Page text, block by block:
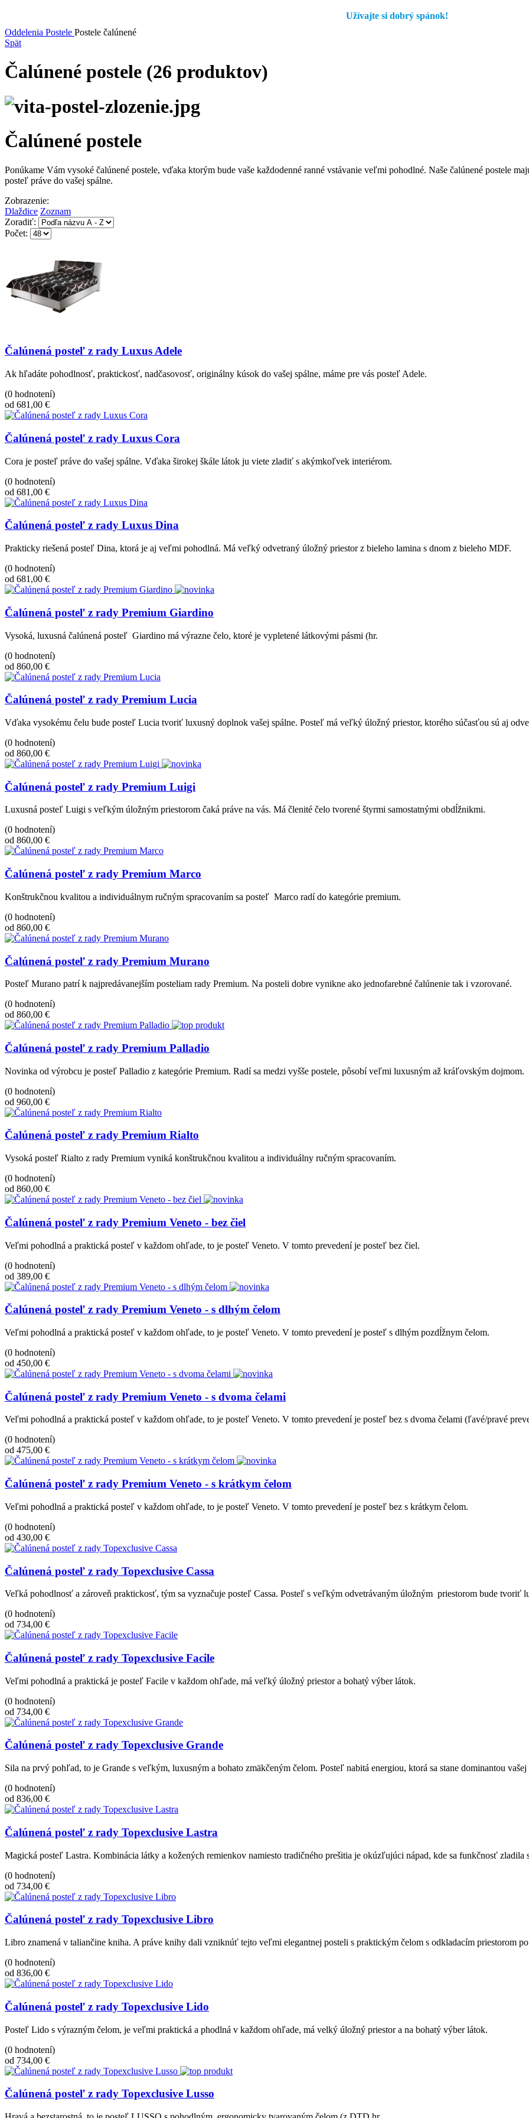
Užívajte si dobrý spánok!
Oddelenia Postele Postele čalúnené
Spät
Čalúnené postele (26 produktov)
Čalúnené postele
Ponúkame Vám vysoké čalúnené postele, vďaka ktorým bude vaše každodenné ranné vstávanie veľmi pohodlné. Naše čalúnené postele
posteľ práve do vašej spálne.
Zobrazenie:
Dlaždice Zoznam
Zoradiť:
Počet:
Čalúnená posteľ z rady Luxus Adele
Ak hľadáte pohodlnosť, praktickosť, nadčasovosť, originálny kúsok do vašej spálne, máme pre vás posteľ Adele.
(0 hodnotení)
od 681,00 €
Čalúnená posteľ z rady Luxus Cora
Cora je posteľ práve do vašej spálne. Vďaka širokej škále látok ju viete zladiť s akýmkoľvek interiérom.
(0 hodnotení)
od 681,00 €
Čalúnená posteľ z rady Luxus Dina
Prakticky riešená posteľ Dina, ktorá je aj veľmi pohodlná. Má veľký odvetraný úložný priestor z bieleho lamina s dnom z bieleho MDF.
(0 hodnotení)
od 681,00 €
Čalúnená posteľ z rady Premium Giardino
Vysoká, luxusná čalúnená posteľ Giardino má výrazne čelo, ktoré je vypletené látkovými pásmi (hr.
(0 hodnotení)
od 860,00 €
Čalúnená posteľ z rady Premium Lucia
Vďaka vysokému čelu bude posteľ Lucia tvoriť luxusný doplnok vašej spálne. Posteľ má veľký úložný priestor, ktorého súčasťou sú aj
(0 hodnotení)
od 860,00 €
Čalúnená posteľ z rady Premium Luigi
Luxusná posteľ Luigi s veľkým úložným priestorom čaká práve na vás. Má členité čelo tvorené štyrmi samostatnými obdĺžnikmi.
(0 hodnotení)
od 860,00 €
Čalúnená posteľ z rady Premium Marco
Konštrukčnou kvalitou a individuálnym ručným spracovaním sa posteľ Marco radí do kategórie premium.
(0 hodnotení)
od 860,00 €
Čalúnená posteľ z rady Premium Murano
Posteľ Murano patrí k najpredávanejším posteliam rady Premium. Na posteli dobre vynikne ako jednofarebné čalúnenie tak i vzorované.
(0 hodnotení)
od 860,00 €
Čalúnená posteľ z rady Premium Palladio
Novinka od výrobcu je posteľ Palladio z kategórie Premium. Radí sa medzi vyšše postele, pôsobí veľmi luxusným až kráľovským dojmom.
(0 hodnotení)
od 960,00 €
Čalúnená posteľ z rady Premium Rialto
Vysoká posteľ Rialto z rady Premium vyniká konštrukčnou kvalitou a individuálny ručným spracovaním.
(0 hodnotení)
od 860,00 €
Čalúnená posteľ z rady Premium Veneto - bez čiel
Veľmi pohodlná a praktická posteľ v každom ohľade, to je posteľ Veneto. V tomto prevedení je posteľ bez čiel.
(0 hodnotení)
od 389,00 €
Čalúnená posteľ z rady Premium Veneto - s dlhým čelom
Veľmi pohodlná a praktická posteľ v každom ohľade, to je posteľ Veneto. V tomto prevedení je posteľ s dlhým pozdĺžnym čelom.
(0 hodnotení)
od 450,00 €
Čalúnená posteľ z rady Premium Veneto - s dvoma čelami
Veľmi pohodlná a praktická posteľ v každom ohľade, to je posteľ Veneto. V tomto prevedení je posteľ bez s dvoma čelami (ľavé/pravé
(0 hodnotení)
od 475,00 €
Čalúnená posteľ z rady Premium Veneto - s krátkym čelom
Veľmi pohodlná a praktická posteľ v každom ohľade, to je posteľ Veneto. V tomto prevedení je posteľ bez s krátkym čelom.
(0 hodnotení)
od 430,00 €
Čalúnená posteľ z rady Topexclusive Cassa
Veľká pohodlnosť a zároveň praktickosť, tým sa vyznačuje posteľ Cassa. Posteľ s veľkým odvetrávaným úložným priestorom bude tvoriť
(0 hodnotení)
od 734,00 €
Čalúnená posteľ z rady Topexclusive Facile
Veľmi pohodlná a praktická je posteľ Facile v každom ohľade, má veľký úložný priestor a bohatý výber látok.
(0 hodnotení)
od 734,00 €
Čalúnená posteľ z rady Topexclusive Grande
Sila na prvý pohľad, to je Grande s veľkým, luxusným a bohato zmäkčeným čelom. Posteľ nabitá energiou, ktorá sa stane dominantou vašej
(0 hodnotení)
od 836,00 €
Čalúnená posteľ z rady Topexclusive Lastra
Magická posteľ Lastra. Kombinácia látky a kožených remienkov namiesto tradičného prešitia je okúzľujúci nápad, kde sa funkčnosť zladila
(0 hodnotení)
od 734,00 €
Čalúnená posteľ z rady Topexclusive Libro
Libro znamená v taliančine kniha. A práve knihy dali vzniknúť tejto veľmi elegantnej posteli s praktickým čelom s odkladacím priestorom po
(0 hodnotení)
od 836,00 €
Čalúnená posteľ z rady Topexclusive Lido
Posteľ Lido s výrazným čelom, je veľmi praktická a phodlná v každom ohľade, má velký úložný priestor a na bohatý výber látok.
(0 hodnotení)
od 734,00 €
Čalúnená posteľ z rady Topexclusive Lusso